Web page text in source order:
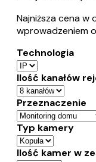
Najniższa cena w
wprowadzeniem
Technologia
Ilość kanałów
Przeznaczenie
Typ kamery
Ilość kamer w